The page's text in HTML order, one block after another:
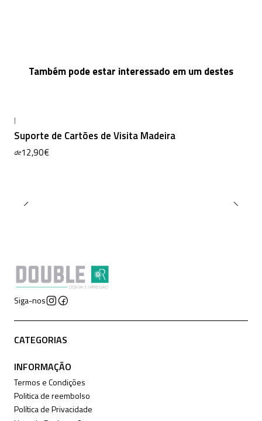
Também pode estar interessado em um destes
|
Suporte de Cartões de Visita Madeira
de12,90€
Siga-nos
CATEGORIAS
INFORMAÇÃO
Termos e Condições
Politica de reembolso
Política de Privacidade